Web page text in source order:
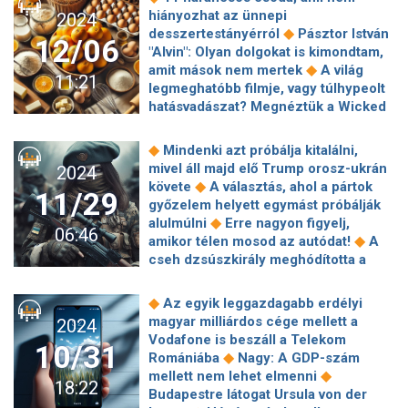
focielnök, aki szájon csókolt egy női
játékost◆Olaszországban ömlik a
sár a tengerbe
meccsen nyert, továbbjutott a Fradi
az Európa-ligában◆ A Ferencváros
jobban járt volna a döntetlennel?
Varga Ádám rávágta a választ◆
Februárra megembereli magát a tél
tonnái a karácsonyi asztalon
◆
ponyva lett a Demjén-musical
Hét
esztendő termését mutatta be az
Mma Kiadó ◆
Ők kapták a közmédia
legrangosabb szakmai díjait◆ Jön az
Apádra ütök negyedik része ◆
Karácsonyi gyümölcskenyér: nem
kerül bele◆Házasság első látásra: A
plasztikai sebész véget vetett a
találgatásoknak
2024
12/06
11:21
hiányozhat az ünnepi
desszertestányérról ◆ Pásztor István
"Alvin": Olyan dolgokat is kimondtam,
amit mások nem mertek ◆ A világ
legmeghatóbb filmje, vagy túlhypeolt
hatásvadászat? Megnéztük a Wicked
a jégen
Disney+: Erről a 2 új Pixar-
sorozatról Te sem akarsz lemaradni,
az egyiket már jövő héten nézheted
◆
Esterházy Péter-drámát mutat be a
Vígszínház ◆Horrorsztorik az Óz, a
csodák csodája forgatásáról◆
Stephen King szerint ez minden idők
legrosszabb horrorfilmje
◆
Sorrentino új filmjének forgatása
Vályi István bocsánatot kért a
gyermekeitől◆A falu, ahol a baglyok
Demjén Rózsit huhognak
2024
11/29
06:46
◆ Mindenki azt próbálja kitalálni,
mivel áll majd elő Trump orosz-ukrán
követe ◆ A választás, ahol a pártok
győzelem helyett egymást próbálják
alulmúlni ◆ Erre nagyon figyelj,
amikor télen mosod az autódat! ◆ A
cseh dzsúszkirály meghódította a
szupermarketek következnek◆ Egy
helyben fut a biztosítási szektor ◆
Átírt orosz nukleáris doktrína:
készítsük a jódtablettákat? ◆
Óriási
változás jön Budapest ikonikus, a világ
legszebbjének választott
2024
10/31
18:22
◆ Az egyik leggazdagabb erdélyi
magyar milliárdos cége mellett a
Vodafone is beszáll a Telekom
Romániába ◆ Nagy: A GDP-szám
mellett nem lehet elmenni ◆
Budapestre látogat Ursula von der